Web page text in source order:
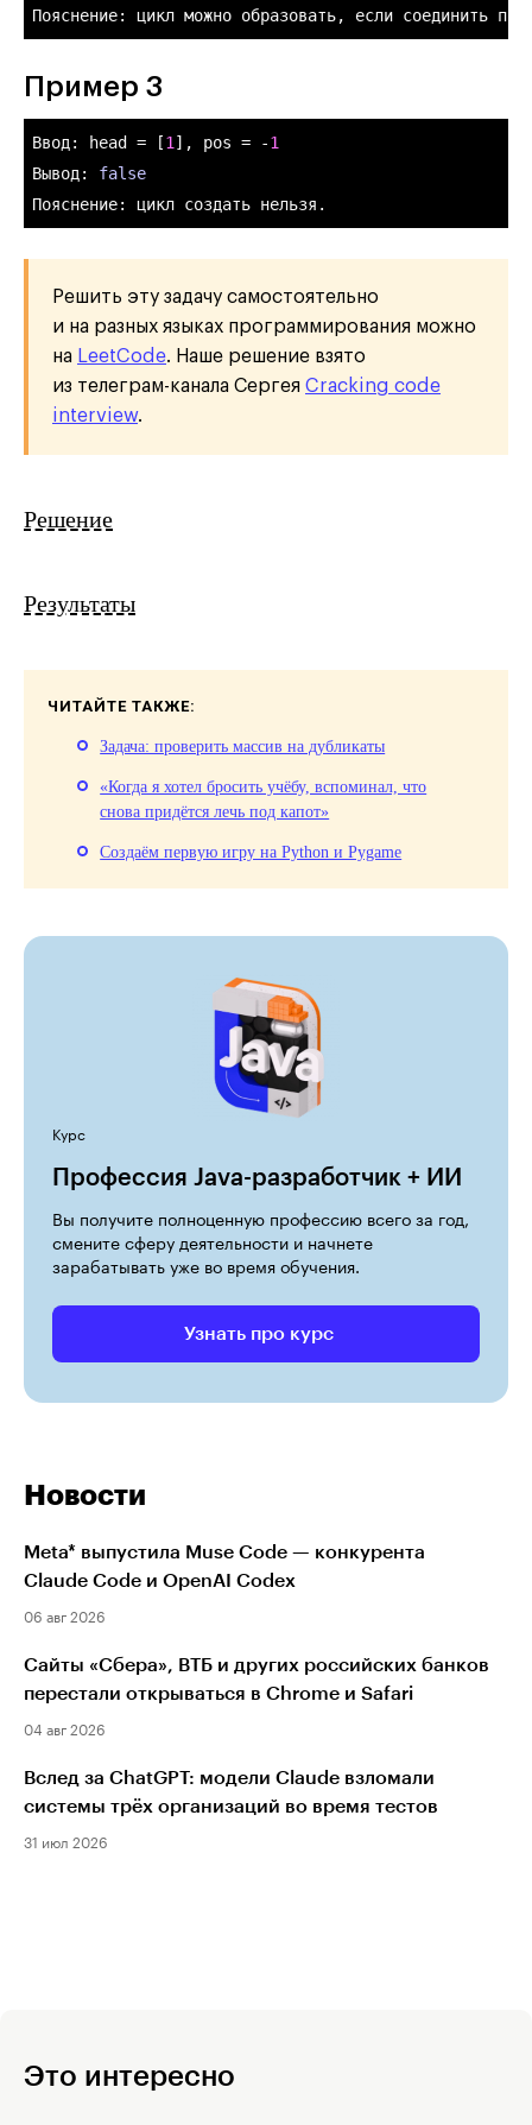
Пояснение: цикл можно образовать, если соединить
Пример 3
Ввод: head = [1 ], pos = -1
Вывод: false
Решить эту задачу самостоятельно
и на разных языках программирования можно
на LeetCode. Наше решение взято
из телеграм-канала Сергея Cracking code
interview.
Решение
Результаты
ЧИТАЙТЕ ТАКЖЕ:
Задача: проверить массив на дубликаты
«Когда я хотел бросить учёбу, вспоминал, что
снова придётся лечь под капот»
Создаём первую игру на Python и Pygame
Курс
Профессия Java-разработчик + ИИ
Вы получите полноценную профессию всего за год,
смените сферу деятельности и начнете
зарабатывать уже во время обучения.
Узнать про курс
Новости
Meta* выпустила Muse Code — конкурента
Claude Code и OpenAI Codex
06 авг 2026
Сайты «Сбера», ВТБ и других российских банков
перестали открываться в Chrome и Safari
04 авг 2026
Вслед за ChatGPT: модели Claude взломали
системы трёх организаций во время тестов
31 июл 2026
Это интересно